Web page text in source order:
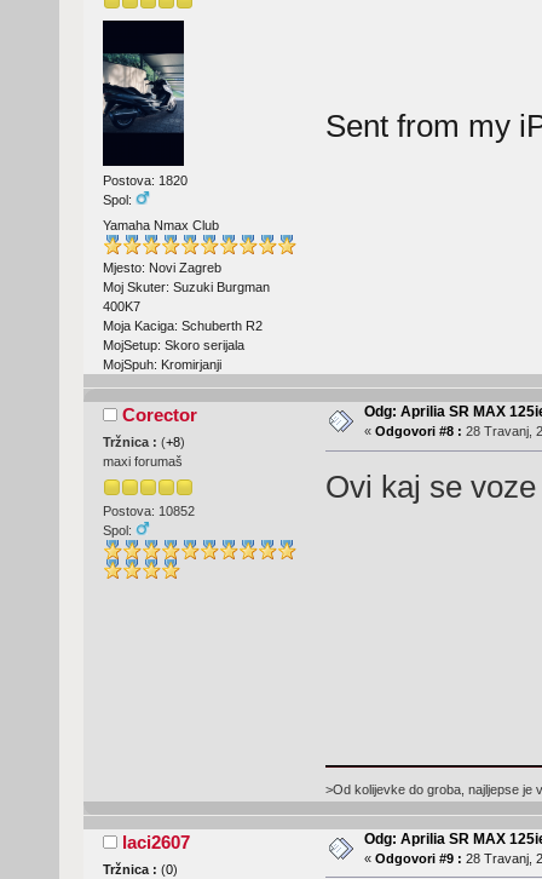
Postova: 1820
Spol:
Yamaha Nmax Club
Mjesto: Novi Zagreb
Moj Skuter: Suzuki Burgman
400K7
Moja Kaciga: Schuberth R2
MojSetup: Skoro serijala
MojSpuh: Kromirjanji
Sent from my
Corector
Tržnica : (+8)
maxi forumaš
Postova: 10852
Spol:
Odg: Aprilia SR MAX
« Odgovori #8 : 28 Travanj,
Ovi kaj se
>Od kolijevke do groba, najljepse je
laci2607
Tržnica : (0)
Odg: Aprilia SR MAX
« Odgovori #9 : 28 Travanj,